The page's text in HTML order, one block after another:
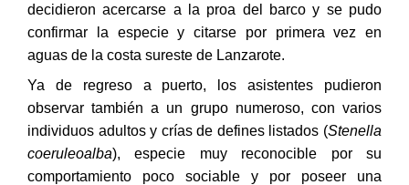
decidieron acercarse a la proa del barco y se pudo
confirmar la especie y citarse por primera vez en
aguas de la costa sureste de Lanzarote.
Ya de regreso a puerto, los asistentes pudieron
observar también a un grupo numeroso, con varios
individuos adultos y crías de defines listados (Stenella
coeruleoalba), especie muy reconocible por su
comportamiento poco sociable y por poseer una